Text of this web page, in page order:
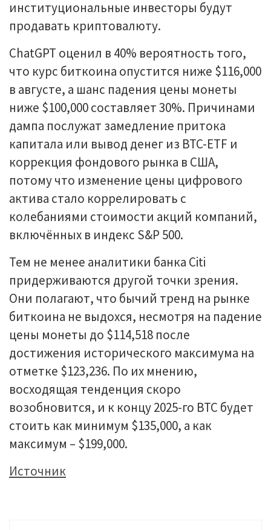
институциональные инвесторы будут
продавать криптовалюту.
ChatGPT оценил в 40% вероятность того,
что курс биткоина опустится ниже $116,000
в августе, а шанс падения цены монеты
ниже $100,000 составляет 30%. Причинами
дампа послужат замедление притока
капитала или вывод денег из BTC-ETF и
коррекция фондового рынка в США,
потому что изменение цены цифрового
актива стало коррелировать с
колебаниями стоимости акций компаний,
включённых в индекс S&P 500.
Тем не менее аналитики банка Citi
придерживаются другой точки зрения.
Они полагают, что бычий тренд на рынке
биткоина не выдохся, несмотря на падение
цены монеты до $114,518 после
достижения исторического максимума на
отметке $123,236. По их мнению,
восходящая тенденция скоро
возобновится, и к концу 2025-го BTC будет
стоить как минимум $135,000, а как
максимум – $199,000.
Источник